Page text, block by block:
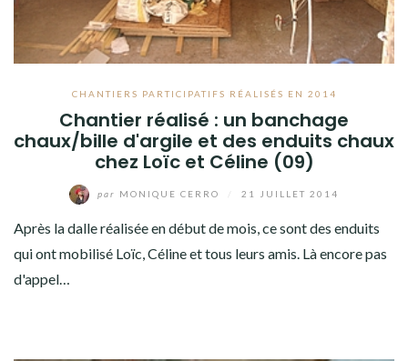
CHANTIERS PARTICIPATIFS RÉALISÉS EN 2014
Chantier réalisé : un banchage
chaux/bille d'argile et des enduits chaux
chez Loïc et Céline (09)
par MONIQUE CERRO 21 JUILLET 2014
Après la dalle réalisée en début de mois, ce sont des enduits
qui ont mobilisé Loïc, Céline et tous leurs amis. Là encore pas
d'appel…